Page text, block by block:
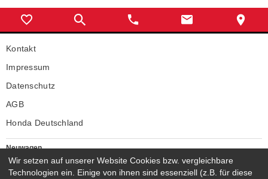
Kontakt
Impressum
Datenschutz
AGB
Honda Deutschland
Neuwagen
Honda Neuwagen
Wir setzen auf unserer Website Cookies bzw. vergleichbare
Technologien ein. Einige von ihnen sind essenziell (z.B. für diese